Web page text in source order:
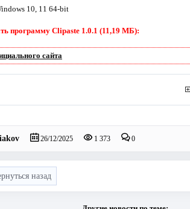
10, 11 64-bit
программу Clipaste 1.0.1 (11,19 МБ):
сайта
26/12/2025 1 373 0
назад